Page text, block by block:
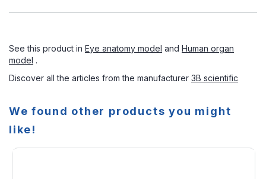
See this product in Eye anatomy model and Human organ
model .
Discover all the articles from the manufacturer 3B scientific
We found other products you might
like!